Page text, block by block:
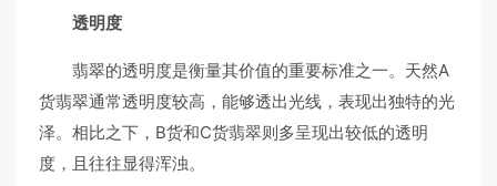
透明度
翡翠的透明度是衡量其价值的重要标准之一。天然A
货翡翠通常透明度较高，能够透出光线，表现出独特的光
泽。相比之下，B货和C货翡翠则多呈现出较低的透明
度，且往往显得浑浊。